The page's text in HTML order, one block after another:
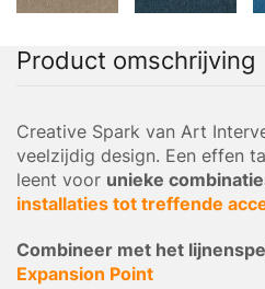
Product omschrijving
Creative Spark van Art
veelzijdig design. Een effen
leent voor unieke
installaties tot treffende
Combineer met het
Expansion Point